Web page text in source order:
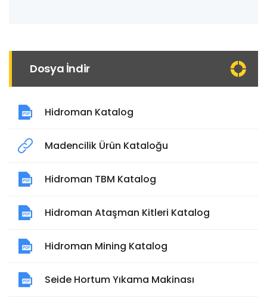
Dosya İndir
Hidroman Katalog
Madencilik Ürün Kataloğu
Hidroman TBM Katalog
Hidroman Ataşman Kitleri Katalog
Hidroman Mining Katalog
Seide Hortum Yıkama Makinası